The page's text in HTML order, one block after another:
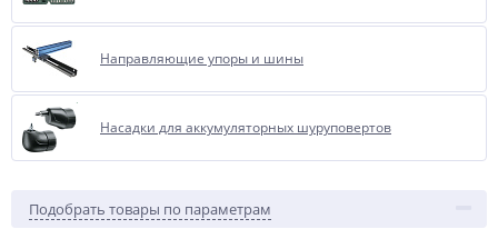
Направляющие упоры и шины
Насадки для аккумуляторных шуруповертов
Подобрать товары по параметрам